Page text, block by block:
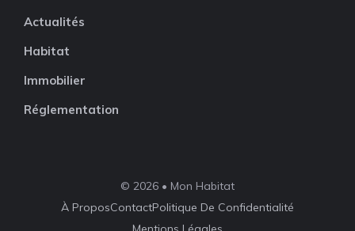
Actualités
Habitat
Immobilier
Réglementation
© 2026 • Mon Habitat
À ProposContactPolitique De Confidentialité